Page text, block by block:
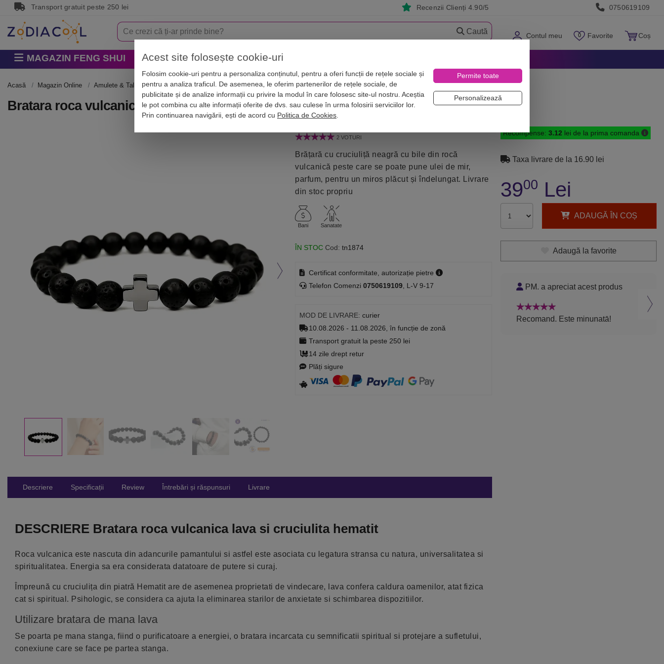
Transport gratuit peste 250 lei Recenzii Clienți 4.90/5 0750619109
Contul meu Favorite Coș
Caută
MAGAZIN FENG SHUI Horoscop Zodii Astrologie Numerologie
Acasă Magazin Online Amulete & Talismane Talismane norocoase Bratara roca vulcanica lava si cruciulita hematit
Bratara roca vulcanica lava si cruciulita hematit, femei si barbati, elastic
2 VOTURI
Brățară cu cruciuliță neagră cu bile din rocă
vulcanică peste care se poate pune ulei de mir,
parfum, pentru un miros plăcut și îndelungat. Livrare
din stoc propriu
Bani Sanatate
ÎN STOC Cod: tn1874
Certificat conformitate, autorizație pietre
Telefon Comenzi0750619109 , L-V 9-17
MOD DE LIVRARE: curier
10.08.2026 - 11.08.2026, în funcție de zonă
Transport gratuit la peste 250 lei
14 zile drept retur
Plăți sigure
Descriere Specificații Review Întrebări și răspunsuri Livrare
DESCRIERE Bratara roca vulcanica lava si cruciulita hematit
Roca vulcanica este nascuta din adancurile pamantului si astfel este asociata cu legatura stransa cu natura, universalitatea si
spiritualitatea. Energia sa era considerata datatoare de putere si curaj.
Împreună cu cruciulița din piatră Hematit are de asemenea proprietati de vindecare, lava confera caldura oamenilor, atat fizica
cat si spiritual. Psihologic, se considera ca ajuta la eliminarea starilor de anxietate si schimbarea dispozitiilor.
Utilizare bratara de mana lava
Se poarta pe mana stanga, fiind o purificatoare a energiei, o bratara incarcata cu semnificatii spiritual si protejare a sufletului,
conexiune care se face pe partea stanga.
Recompense:3.12 lei de la prima comanda
Taxa livrare de la 16.90 lei
3900 Lei
ADAUGĂ ÎN COȘ
Adaugă la favorite
PM. a apreciat acest produs
Recomand. Este minunatā!
Acest site folosește cookie-uri
Folosim cookie-uri pentru a personaliza conținutul, pentru a oferi funcții de rețele sociale și
pentru a analiza traficul. De asemenea, le oferim partenerilor de rețele sociale, de
publicitate și de analize informații cu privire la modul în care folosesc site-ul nostru. Aceștia
le pot combina cu alte informații oferite de dvs. sau culese în urma folosirii serviciilor lor.
Prin continuarea navigării, ești de acord cu Politica de Cookies.
Permite toate
Personalizează